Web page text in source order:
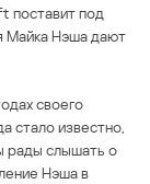
поставит под
Майка Нэша дают
своего
стало известно,
рады слышать о
Нэша в